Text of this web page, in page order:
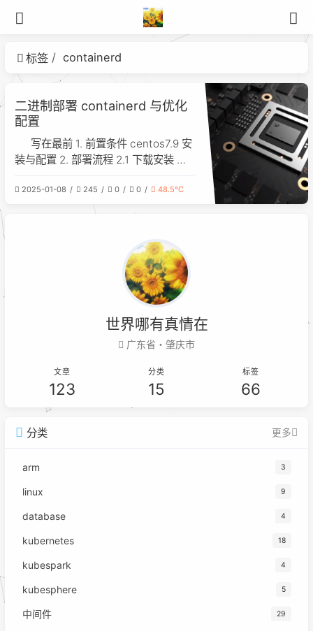
标签 containerd
二进制部署 containerd 与优化
配置
写在最前 1. 前置条件 centos7.9 安
装与配置 2. 部署流程 2.1 下载安装 如
好2025-01-08 245 0 0 48.5℃
世界哪有真情在
广东省・肇庆市
文章
123
分类
15
标签
66
分类 更多
arm 3
linux 9
database 4
kubernetes 18
kubespark 4
kubesphere 5
中间件 29